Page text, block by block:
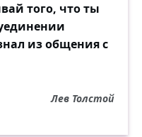
того, что ты
из общения с
Лев Толстой